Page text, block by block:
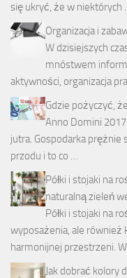
się ukryć, że w niektórych
Organizacja i
W dzisiejszych
mnóstwem
aktywności, organizacja
Gdzie pożyczyć,
Anno Domini
jutra. Gospodarka prężnie
przodu i to co …
Półki i stojaki na
naturalną zieleń
Półki i stojaki na
wyposażenia, ale również
harmonijnej przestrzeni.
Jak dobrać kolory